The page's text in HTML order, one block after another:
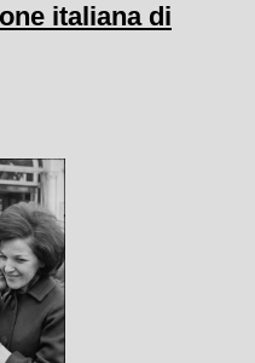
italiana di